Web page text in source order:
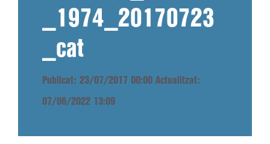
_1974_20170723
_cat
Publicat: 23/07/2017 00:00 Actualitzat:
07/06/2022 13:09